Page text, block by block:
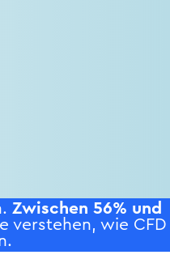
Zwischen 56% und
verstehen, wie CFD